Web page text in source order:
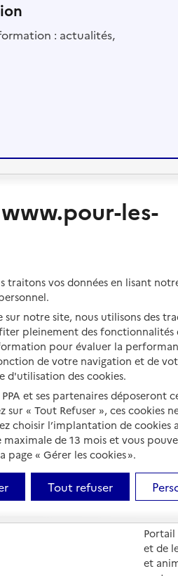
: actualités,
Les questions à se poser
Vivre chez un proche
Vivre en accueil familial
Autres solutions de logement
Les
et
Fin
et de
et
les-
traitons vos données en lisant
notre site, nous utilisons des
pleinement des
pour évaluer la
de votre navigation et de
d'utilisation des cookies.
et ses partenaires déposeront
« Tout Refuser », ces cookies
choisir l’implantation de cookies
de 13 mois et vous
« Gérer les cookies ».
Tout refuser